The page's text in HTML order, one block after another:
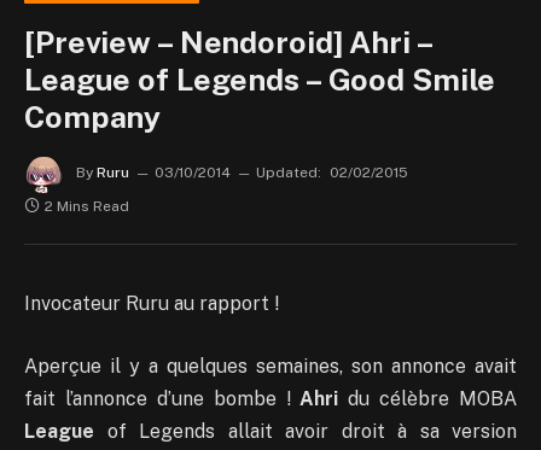
[Preview – Nendoroid] Ahri –
League of Legends – Good Smile
Company
By Ruru 03/10/2014 Updated:
02/02/2015
2 Mins Read
Invocateur Ruru au rapport !
Aperçue il y a quelques semaines, son annonce avait
fait l’annonce d’une bombe ! Ahri du célèbre MOBA
League of Legends allait avoir droit à sa version